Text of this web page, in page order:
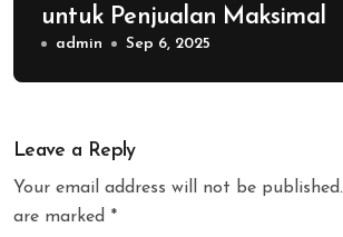
untuk Penjualan Maksimal
admin Sep 6, 2025
Leave a Reply
Your email address will not be published.
are marked *